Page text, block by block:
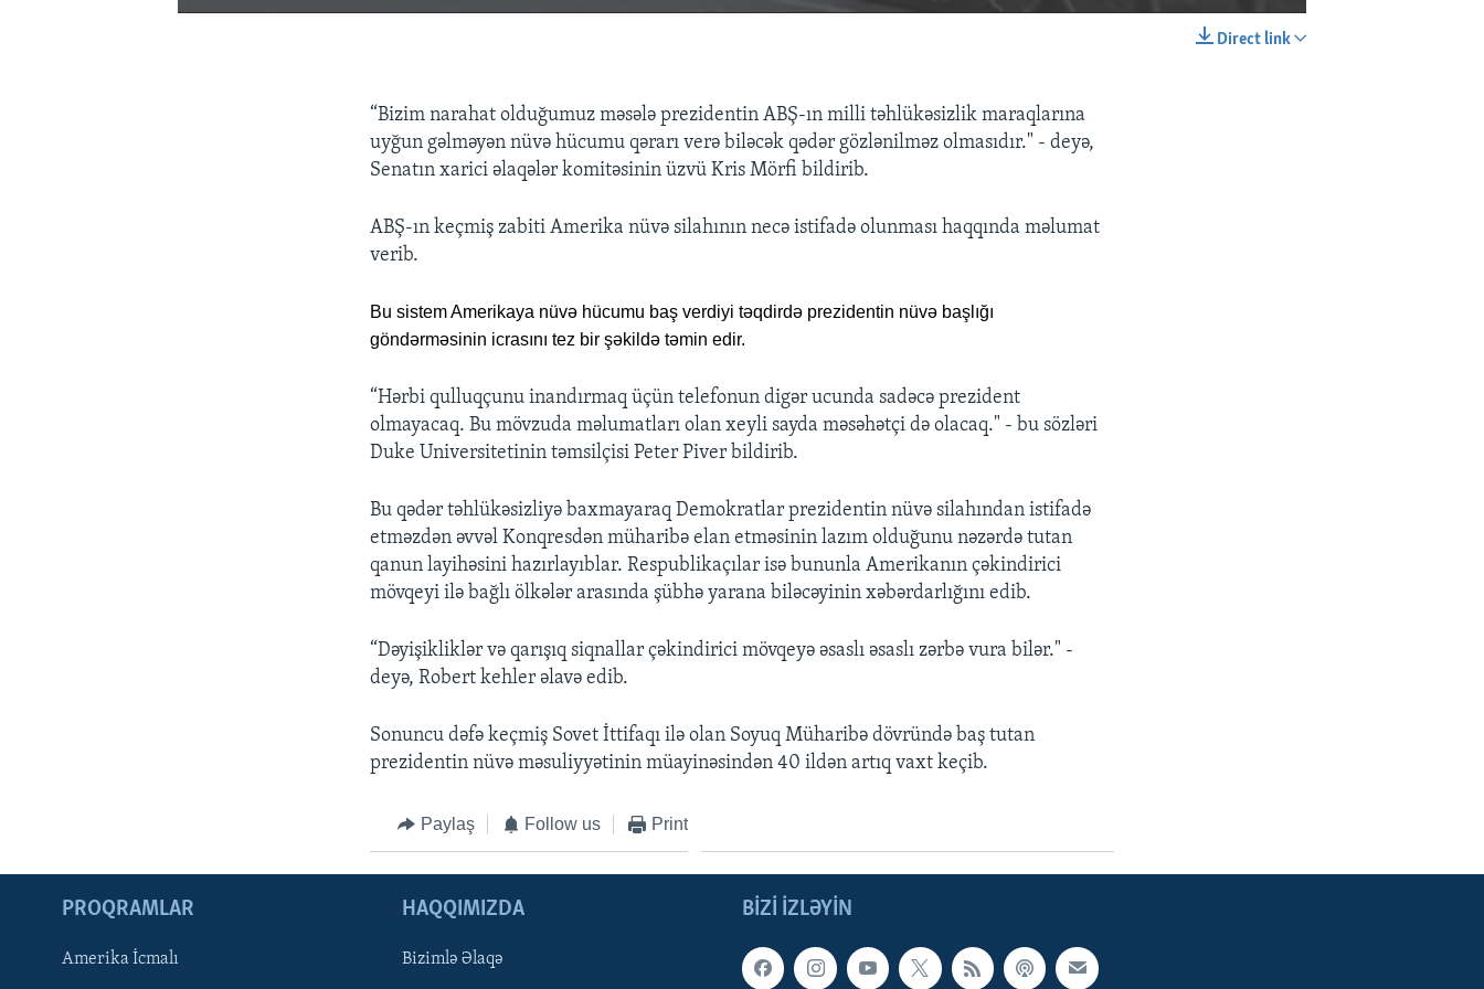
Direct link
“Bizim narahat olduğumuz məsələ prezidentin ABŞ-ın milli təhlükəsizlik maraqlarına
uyğun gəlməyən nüvə hücumu qərarı verə biləcək qədər gözlənilməz olmasıdır." - deyə,
Senatın xarici əlaqələr komitəsinin üzvü Kris Mörfi bildirib.
ABŞ-ın keçmiş zabiti Amerika nüvə silahının necə istifadə olunması haqqında məlumat
verib.
Bu sistem Amerikaya nüvə hücumu baş verdiyi təqdirdə prezidentin nüvə başlığı
göndərməsinin icrasını tez bir şəkildə təmin edir.
“Hərbi qulluqçunu inandırmaq üçün telefonun digər ucunda sadəcə prezident
olmayacaq. Bu mövzuda məlumatları olan xeyli sayda məsəhətçi də olacaq." - bu sözləri
Duke Universitetinin təmsilçisi Peter Piver bildirib.
Bu qədər təhlükəsizliyə baxmayaraq Demokratlar prezidentin nüvə silahından istifadə
etməzdən əvvəl Konqresdən müharibə elan etməsinin lazım olduğunu nəzərdə tutan
qanun layihəsini hazırlayıblar. Respublikaçılar isə bununla Amerikanın çəkindirici
mövqeyi ilə bağlı ölkələr arasında şübhə yarana biləcəyinin xəbərdarlığını edib.
“Dəyişikliklər və qarışıq siqnallar çəkindirici mövqeyə əsaslı əsaslı zərbə vura bilər." -
deyə, Robert kehler əlavə edib.
Sonuncu dəfə keçmiş Sovet İttifaqı ilə olan Soyuq Müharibə dövründə baş tutan
prezidentin nüvə məsuliyyətinin müayinəsindən 40 ildən artıq vaxt keçib.
Paylaş Follow us Print
BIZI IZLƏYIN
PROQRAMLAR
Amerika İcmalı
HAQQIMIZDA
Bizimlə Əlaqə